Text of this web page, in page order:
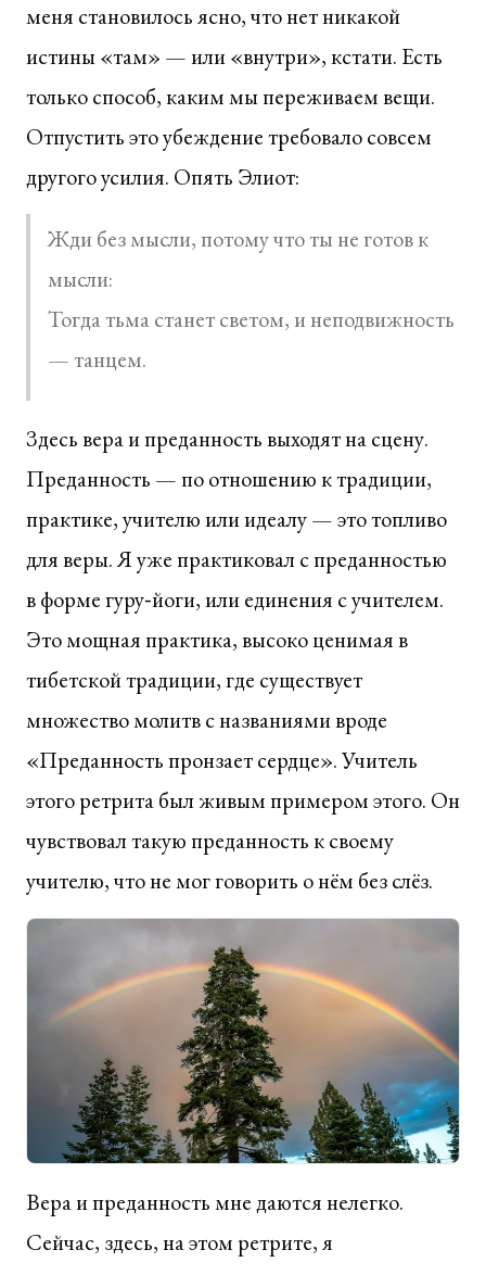
меня становилось ясно, что нет никакой
истины «там» — или «внутри», кстати. Есть
только способ, каким мы переживаем вещи.
Отпустить это убеждение требовало совсем
другого усилия. Опять Элиот:
Жди без мысли, потому что ты не готов к
мысли:
Тогда тьма станет светом, и неподвижность
— танцем.
Здесь вера и преданность выходят на сцену.
Преданность — по отношению к традиции,
практике, учителю или идеалу — это топливо
для веры. Я уже практиковал с преданностью
в форме гуру‑йоги, или единения с учителем.
Это мощная практика, высоко ценимая в
тибетской традиции, где существует
множество молитв с названиями вроде
«Преданность пронзает сердце». Учитель
этого ретрита был живым примером этого. Он
чувствовал такую преданность к своему
учителю, что не мог говорить о нём без слёз.
Вера и преданность мне даются нелегко.
Сейчас, здесь, на этом ретрите, я